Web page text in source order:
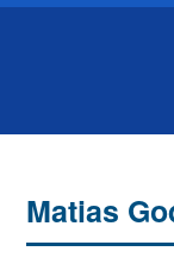
Matias